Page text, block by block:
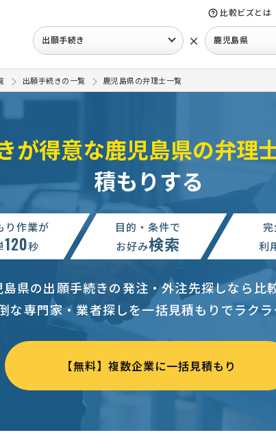
比較ビズとは
出願手続き × 鹿児島県
出願手続きの一覧 鹿児島県の弁理士一覧
が得意な鹿児島県の弁理
積もりする
り作業が
120秒
目的・条件で
お好み検索
利
県の出願手続きの発注・外注先探しなら比
な専門家・業者探しを一括見積もりでラクラ
【無料】複数企業に一括見積もり